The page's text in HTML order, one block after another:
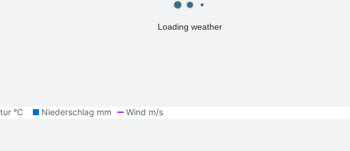
Loading weather